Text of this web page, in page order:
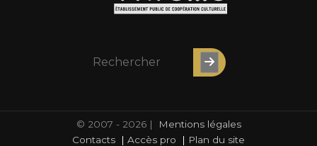
© 2007 - 2026 |
Mentions légales
Contacts
| Accès pro | Plan du site